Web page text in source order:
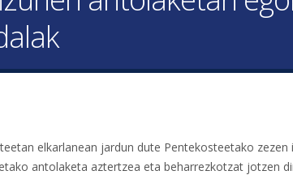
elkarlanean jardun dute Pentekosteetako zezen
antolaketa aztertzea eta beharrezkotzat jotzen